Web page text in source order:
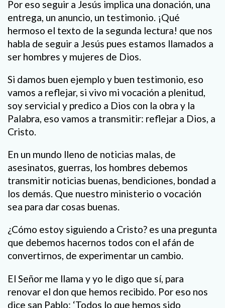
Por eso seguir a Jesús implica una donación, una
entrega, un anuncio, un testimonio. ¡Qué
hermoso el texto de la segunda lectura! que nos
habla de seguir a Jesús pues estamos llamados a
ser hombres y mujeres de Dios.
Si damos buen ejemplo y buen testimonio, eso
vamos a reflejar, si vivo mi vocación a plenitud,
soy servicial y predico a Dios con la obra y la
Palabra, eso vamos a transmitir: reflejar a Dios, a
Cristo.
En un mundo lleno de noticias malas, de
asesinatos, guerras, los hombres debemos
transmitir noticias buenas, bendiciones, bondad a
los demás. Que nuestro ministerio o vocación
sea para dar cosas buenas.
¿Cómo estoy siguiendo a Cristo? es una pregunta
que debemos hacernos todos con el afán de
convertirnos, de experimentar un cambio.
El Señor me llama y yo le digo que sí, para
renovar el don que hemos recibido. Por eso nos
dice san Pablo: ‘Todos lo que hemos sido